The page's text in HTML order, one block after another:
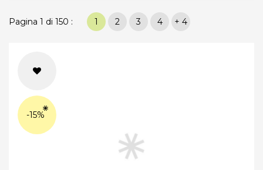
Pagina 1 di 150 : 1 2 3 4 + 4
-15%